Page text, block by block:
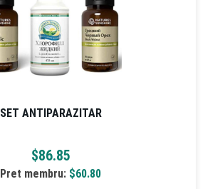
SET ANTIPARAZITAR
$86.85
Pret membru: $60.80